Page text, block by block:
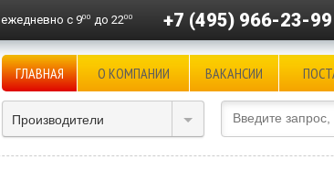
ежедневно с 900 до 2200 +7 (495) 966-23-99
ГЛАВНАЯ О КОМПАНИИ ВАКАНСИИ
Производители